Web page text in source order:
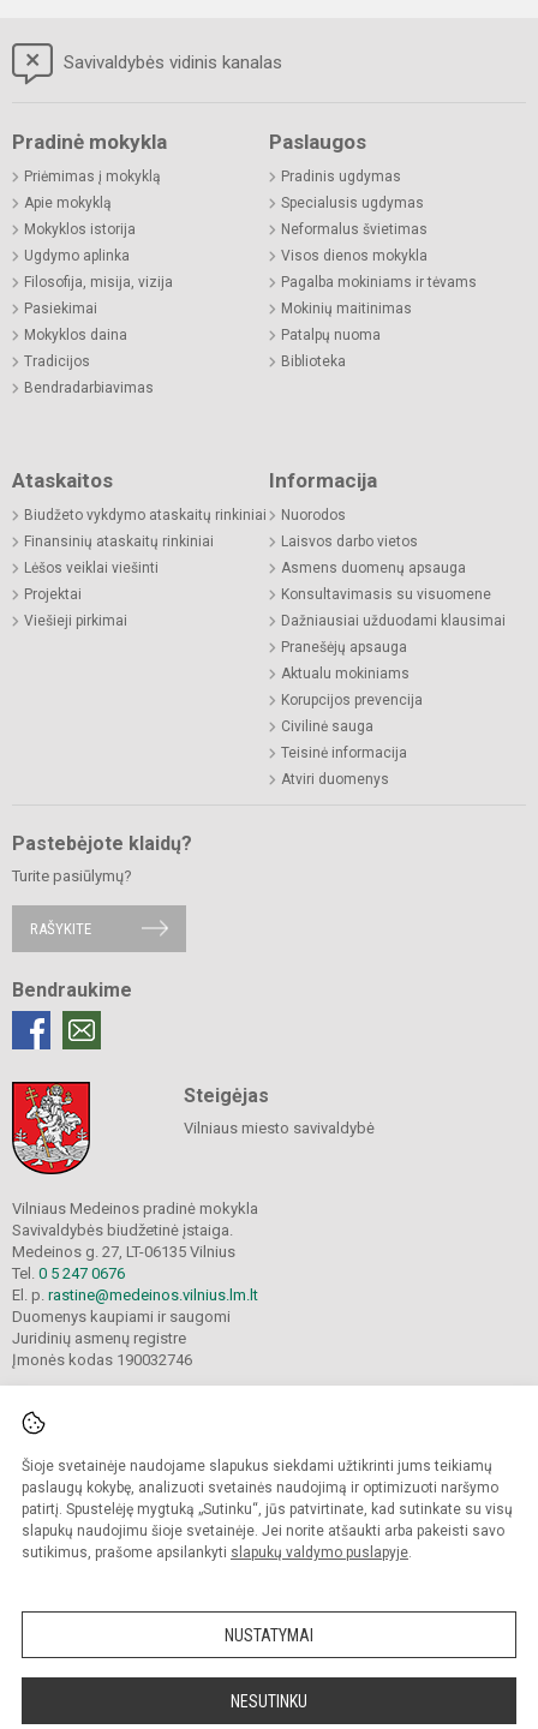
Šioje svetainėje naudojame slapukus siekdami užtikrinti jums teikiamų
paslaugų kokybę, analizuoti svetainės naudojimą ir optimizuoti naršymo
patirtį. Spustelėję mygtuką „Sutinku“, jūs patvirtinate, kad sutinkate su visų
slapukų naudojimu šioje svetainėje. Jei norite atšaukti arba pakeisti savo
sutikimus, prašome apsilankyti slapukų valdymo puslapyje.
NUSTATYMAI
NESUTINKU
Savivaldybės vidinis kanalas
Pradinė mokykla
Priėmimas į mokyklą
Apie mokyklą
Mokyklos istorija
Ugdymo aplinka
Filosofija, misija, vizija
Pasiekimai
Mokyklos daina
Tradicijos
Bendradarbiavimas
Paslaugos
Pradinis ugdymas
Specialusis ugdymas
Neformalus švietimas
Visos dienos mokykla
Pagalba mokiniams ir tėvams
Mokinių maitinimas
Patalpų nuoma
Biblioteka
Ataskaitos
Biudžeto vykdymo ataskaitų rinkiniai
Finansinių ataskaitų rinkiniai
Lėšos veiklai viešinti
Projektai
Viešieji pirkimai
Informacija
Nuorodos
Laisvos darbo vietos
Asmens duomenų apsauga
Konsultavimasis su visuomene
Dažniausiai užduodami klausimai
Pranešėjų apsauga
Aktualu mokiniams
Korupcijos prevencija
Civilinė sauga
Teisinė informacija
Atviri duomenys
Pastebėjote klaidų?
Turite pasiūlymų?
RAŠYKITE
Bendraukime
Steigėjas
Vilniaus miesto savivaldybė
Vilniaus Medeinos pradinė mokykla
Savivaldybės biudžetinė įstaiga.
Medeinos g. 27, LT-06135 Vilnius
Tel. 0 5 247 0676
El. p. rastine@medeinos.vilnius.lm.lt
Duomenys kaupiami ir saugomi
Juridinių asmenų registre
Įmonės kodas 190032746
© 2021. Vilniaus Medeinos pradinė mokykla. Visos teisės saugomos.
Kopijuoti turinį be raštiško mokyklos sutikimo griežtai draudžiama.
Prieinamumo paraiška Slapukų valdymas
Sumanus būdas atnaujinti